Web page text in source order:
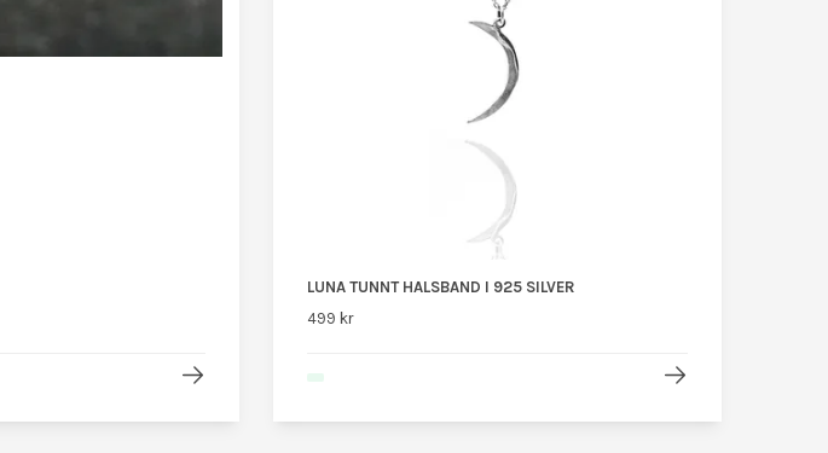
LUNA TUNNT HALSBAND I 925 SILVER
499 kr